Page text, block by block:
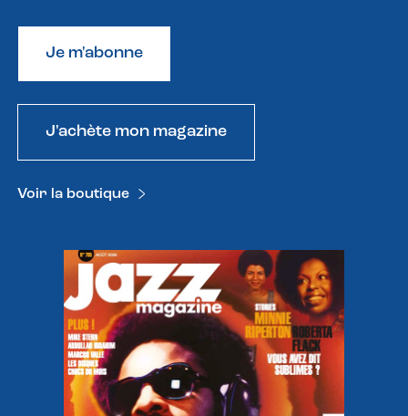
Je m'abonne
J'achète mon magazine
Voir la boutique